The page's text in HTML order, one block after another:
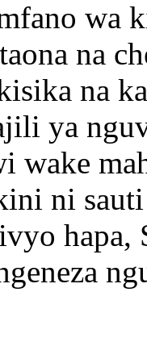
wa
na
na
ya
wake
ni
hapa,